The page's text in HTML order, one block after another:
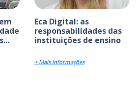
Eca Digital: as
responsabilidades das
instituições de ensino
+ Mais Informações